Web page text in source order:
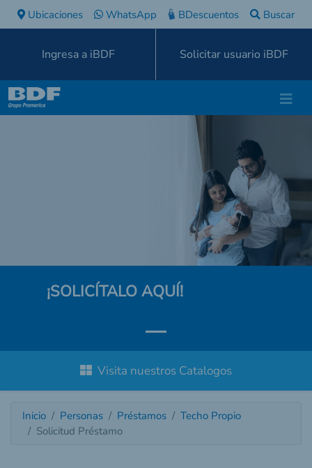
Ubicaciones WhatsApp BDescuentos Buscar
Ingresa a iBDF Solicitar usuario iBDF
¡SOLICÍTALO AQUÍ!
Visita nuestros Catalogos
Inicio Personas Préstamos
Techo Propio
Solicitud Préstamo